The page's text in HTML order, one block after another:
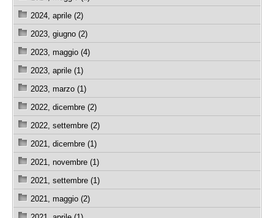
2024, aprile (2)
2023, giugno (2)
2023, maggio (4)
2023, aprile (1)
2023, marzo (1)
2022, dicembre (2)
2022, settembre (2)
2021, dicembre (1)
2021, novembre (1)
2021, settembre (1)
2021, maggio (2)